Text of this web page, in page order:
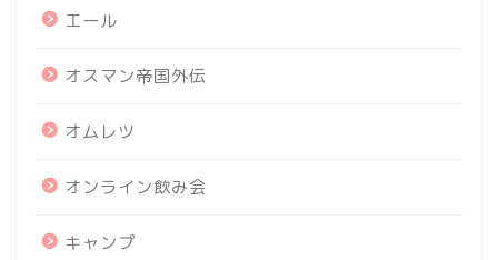
エール
オスマン帝国外伝
オムレツ
オンライン飲み会
キャンプ